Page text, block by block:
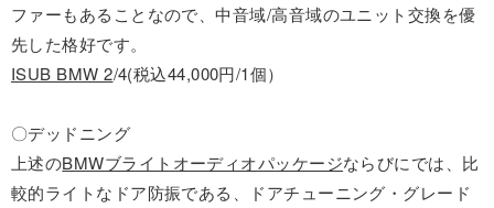
ファーもあることなので、中音域/高音域のユニット交換を優
先した格好です。
ISUB BMW 2/4(税込44,000円/1個）
〇デッドニング
上述のBMWブライトオーディオパッケージならびにでは、比
較的ライトなドア防振である、ドアチューニング・グレード